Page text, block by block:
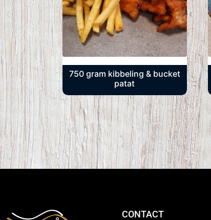
750 gram kibbeling & bucket
patat
CONTACT